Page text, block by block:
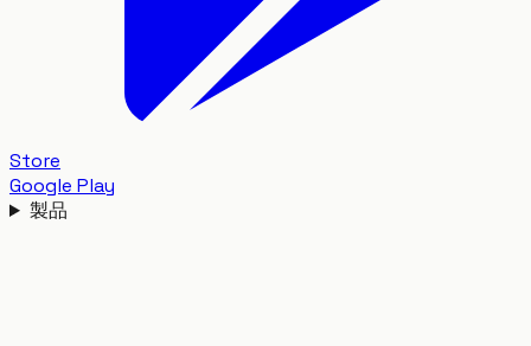
Store
Google Play
製品